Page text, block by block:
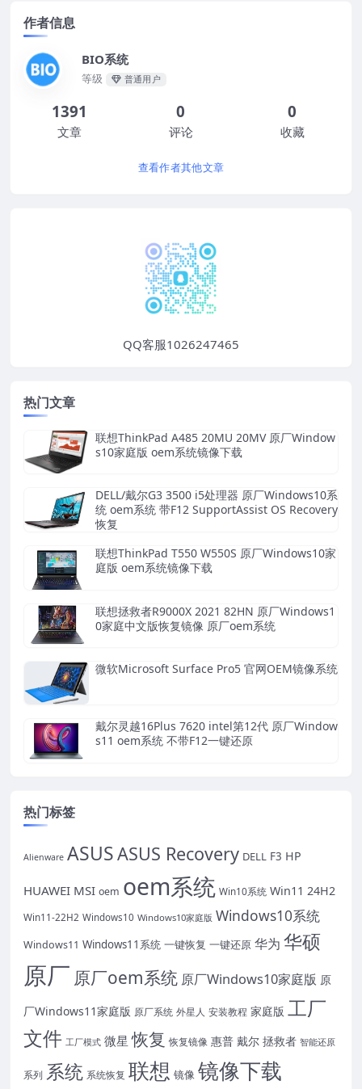
作者信息
BIO系统
等级 普通用户
1391
文章
0
评论
0
收藏
查看作者其他文章
QQ客服1026247465
热门文章
联想ThinkPad A485 20MU 20MV 原厂Window
s10家庭版 oem系统镜像下载
DELL/戴尔G3 3500 i5处理器 原厂Windows10系
统 oem系统 带F12 SupportAssist OS Recovery
恢复
联想ThinkPad T550 W550S 原厂Windows10家
庭版 oem系统镜像下载
联想拯救者R9000X 2021 82HN 原厂Windows1
0家庭中文版恢复镜像 原厂oem系统
微软Microsoft Surface Pro5 官网OEM镜像系统
戴尔灵越16Plus 7620 intel第12代 原厂Window
s11 oem系统 不带F12一键还原
热门标签
Alienware ASUSASUS Recovery DELL F3 HP
HUAWEI MSI oem oem系统 Win10系统 Win11 24H2
Win11-22H2 Windows10 Windows10家庭版 Windows10系统
Windows11 Windows11系统 一键恢复 一键还原 华为 华硕
原厂 原厂oem系统 原厂Windows10家庭版 原
厂Windows11家庭版 原厂系统 外星人 安装教程 家庭版 工厂
文件 工厂模式 微星 恢复 恢复镜像 惠普 戴尔 拯救者 智能还原
系列 系统 系统恢复 联想 镜像 镜像下载